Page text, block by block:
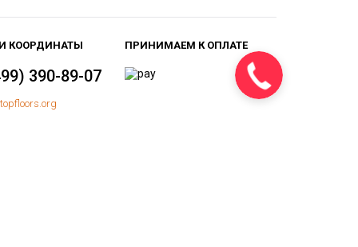
КООРДИНАТЫ
390-89-07
ПРИНИМАЕМ К ОПЛАТЕ